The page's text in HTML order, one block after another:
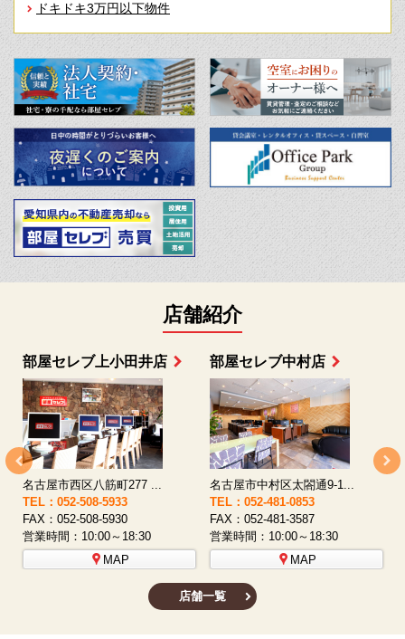
ドキドキ3万円以下物件
店舗紹介
部屋セレブ上小田井店
名古屋市西区八筋町277 ...
TEL：052-508-5933
FAX：052-508-5930
営業時間：10:00～18:30
MAP
部屋セレブ中村店
名古屋市中村区太閤通9-1...
TEL：052-481-0853
FAX：052-481-3587
営業時間：10:00～18:30
MAP
店舗一覧